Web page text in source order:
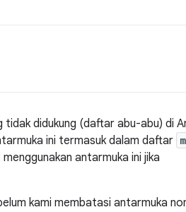
didukung (daftar abu-abu) di
ini termasuk dalam daftar
antarmuka ini jika
kami membatasi antarmuka